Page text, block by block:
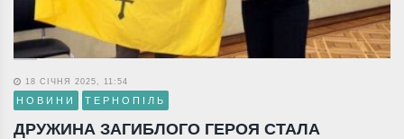
18 СІЧНЯ 2025, 11:54
НОВИНИ ТЕРНОПІЛЬ
ДРУЖИНА ЗАГИБЛОГО ГЕРОЯ СТАЛА